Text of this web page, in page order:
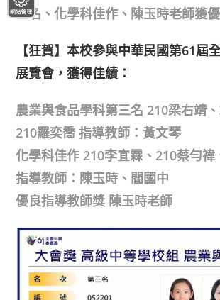
三名、化學科佳作、陳玉時老師獲
【狂賀】本校參與中華民國第61屆
展覽會，獲得佳績：
農業與食品學科第三名 210梁右靖
210羅奕喬 指導教師：黃文琴
化學科佳作 210李宜霖、210蔡勻禕
指導教師：陳玉時、閻國中
優良指導教師獎 陳玉時老師